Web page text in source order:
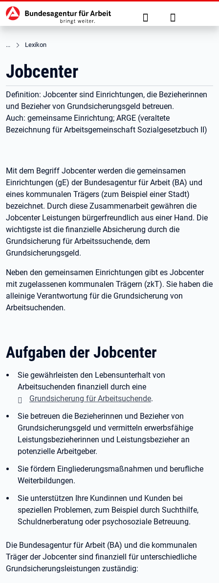
zu den Hauptinhalten springen
Hauptnavigation Suche Anmelden
Lexikon
Jobcenter
Definition: Jobcenter sind Einrichtungen, die Bezieherinnen
und Bezieher von Grundsicherungsgeld betreuen.
Auch: gemeinsame Einrichtung; ARGE (veraltete
Bezeichnung für Arbeitsgemeinschaft Sozialgesetzbuch II)
Mit dem Begriff Jobcenter werden die gemeinsamen
Einrichtungen (gE) der Bundesagentur für Arbeit (BA) und
eines kommunalen Trägers (zum Beispiel einer Stadt)
bezeichnet. Durch diese Zusammenarbeit gewähren die
Jobcenter Leistungen bürgerfreundlich aus einer Hand. Die
wichtigste ist die finanzielle Absicherung durch die
Grundsicherung für Arbeitssuchende, dem
Grundsicherungsgeld.
Neben den gemeinsamen Einrichtungen gibt es Jobcenter
mit zugelassenen kommunalen Trägern (zkT). Sie haben die
alleinige Verantwortung für die Grundsicherung von
Arbeitsuchenden.
Aufgaben der Jobcenter
Sie gewährleisten den Lebensunterhalt von
Arbeitsuchenden finanziell durch eine
Grundsicherung für Arbeitsuchende.
Sie betreuen die Bezieherinnen und Bezieher von
Grundsicherungsgeld und vermitteln erwerbsfähige
Leistungsbezieherinnen und Leistungsbezieher an
potenzielle Arbeitgeber.
Sie fördern Eingliederungsmaßnahmen und berufliche
Weiterbildungen.
Sie unterstützen Ihre Kundinnen und Kunden bei
speziellen Problemen, zum Beispiel durch Suchthilfe,
Schuldnerberatung oder psychosoziale Betreuung.
Die Bundesagentur für Arbeit (BA) und die kommunalen
Träger der Jobcenter sind finanziell für unterschiedliche
Grundsicherungsleistungen zuständig: